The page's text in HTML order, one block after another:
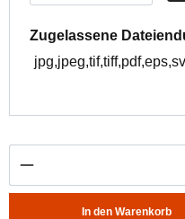
Zugelassene
Produkt Anzahl:
In den Warenkorb